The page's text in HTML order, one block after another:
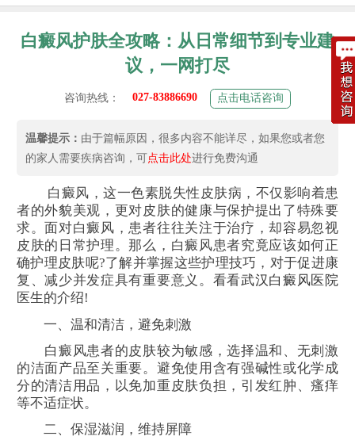
白癜风护肤全攻略：从日常细节到专业建
议，一网打尽
咨询热线： 027-83886690 点击电话咨询
温馨提示： 由于篇幅原因，很多内容不能详尽，如果您或者您
的家人需要疾病咨询，可点击此处进行免费沟通
白癜风，这一色素脱失性皮肤病，不仅影响着患
者的外貌美观，更对皮肤的健康与保护提出了特殊要
求。面对白癜风，患者往往关注于治疗，却容易忽视
皮肤的日常护理。那么，白癜风患者究竟应该如何正
确护理皮肤呢?了解并掌握这些护理技巧，对于促进康
复、减少并发症具有重要意义。看看武汉白癜风医院
医生的介绍!
一、温和清洁，避免刺激
白癜风患者的皮肤较为敏感，选择温和、无刺激
的洁面产品至关重要。避免使用含有强碱性或化学成
分的清洁用品，以免加重皮肤负担，引发红肿、瘙痒
等不适症状。
二、保湿滋润，维持屏障